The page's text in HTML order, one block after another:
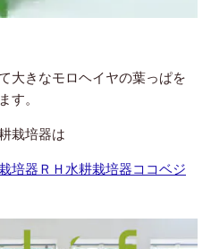
大きなモロヘイヤの葉っぱを
す。
栽培器は
培器ＲＨ 水耕栽培器ココベジ